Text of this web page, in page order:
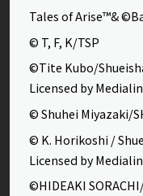
Tales of Arise™&
© T, F, K/TSP
©Tite Kubo/
Licensed by
© Shuhei Miyazaki/
© K. Horikoshi /
Licensed by
©HIDEAKI SORACHI/